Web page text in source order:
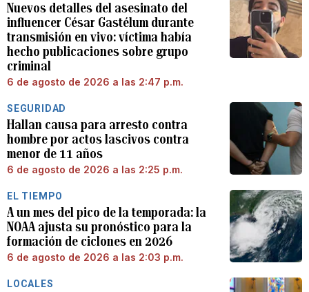
Nuevos detalles del asesinato del
influencer César Gastélum durante
transmisión en vivo: víctima había
hecho publicaciones sobre grupo
criminal
6 de agosto de 2026 a las 2:47 p.m.
SEGURIDAD
Hallan causa para arresto contra
hombre por actos lascivos contra
menor de 11 años
6 de agosto de 2026 a las 2:25 p.m.
EL TIEMPO
A un mes del pico de la temporada: la
NOAA ajusta su pronóstico para la
formación de ciclones en 2026
6 de agosto de 2026 a las 2:03 p.m.
LOCALES